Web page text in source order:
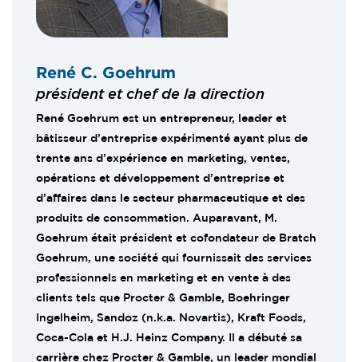
René C. Goehrum
président et chef de la direction
René Goehrum est un entrepreneur, leader et
bâtisseur d’entreprise expérimenté ayant plus de
trente ans d’expérience en marketing, ventes,
opérations et développement d’entreprise et
d’affaires dans le secteur pharmaceutique et des
produits de consommation. Auparavant, M.
Goehrum était président et cofondateur de Bratch
Goehrum, une société qui fournissait des services
professionnels en marketing et en vente à des
clients tels que Procter & Gamble, Boehringer
Ingelheim, Sandoz (n.k.a. Novartis), Kraft Foods,
Coca-Cola et H.J. Heinz Company. Il a débuté sa
carrière chez Procter & Gamble, un leader mondial